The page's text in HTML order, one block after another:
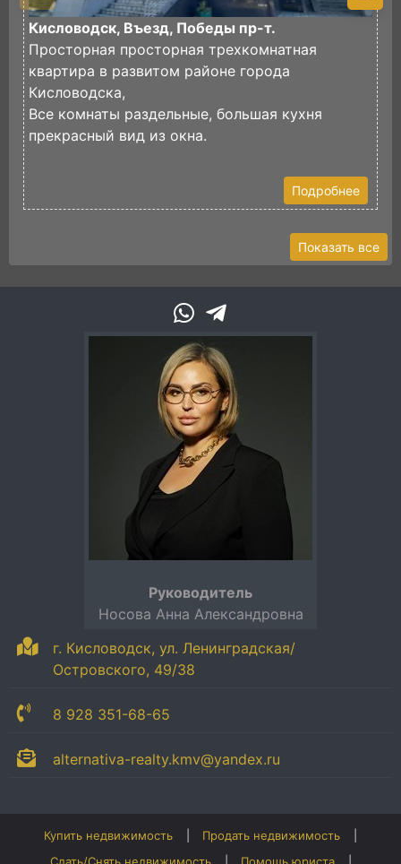
Кисловодск, Въезд, Победы пр-т.
Просторная просторная трехкомнатная
квартира в развитом районе города
Кисловодска,
Все комнаты раздельные, большая кухня
прекрасный вид из окна.
Подробнее
Показать все
г. Кисловодск, ул. Ленинградская/
Островского, 49/38
8 928 351-68-65
alternativa-realty.kmv@yandex.ru
Руководитель
Носова Анна Александровна
Купить недвижимость
Продать недвижимость